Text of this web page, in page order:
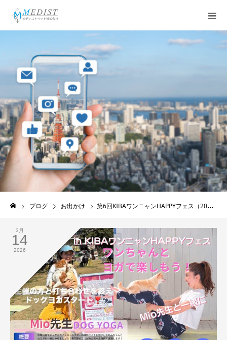
Media
ブログ お出かけ 第6回KIBAワンニャンHAPPYフェス（2026年3月15日）、コンテンツ紹介DOGYOGA
3月
14
2026